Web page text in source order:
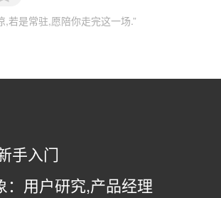
,若是常驻,愿陪你走完这一场.”
手入门
：用户研究,产品经理